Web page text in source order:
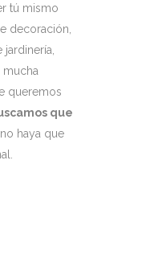
tú mismo
decoración,
mucha
queremos
que
haya que